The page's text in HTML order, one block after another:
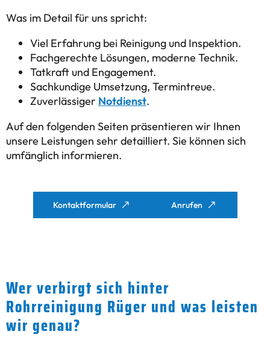
Was im Detail für uns spricht:
Viel Erfahrung bei Reinigung und Inspektion.
Fachgerechte Lösungen, moderne Technik.
Tatkraft und Engagement.
Sachkundige Umsetzung, Termintreue.
Zuverlässiger Notdienst.
Auf den folgenden Seiten präsentieren wir Ihnen
unsere Leistungen sehr detailliert. Sie können sich
umfänglich informieren.
Kontaktformular Anrufen
Wer verbirgt sich hinter
Rohrreinigung Rüger und was leisten
wir genau?